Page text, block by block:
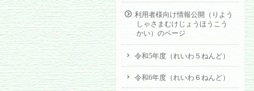
利用者様向け情報公開（りよう
しゃさまむけじょうほうこう
かい）のページ
令和5年度（れいわ５ねんど）
令和6年度（れいわ６ねんど）